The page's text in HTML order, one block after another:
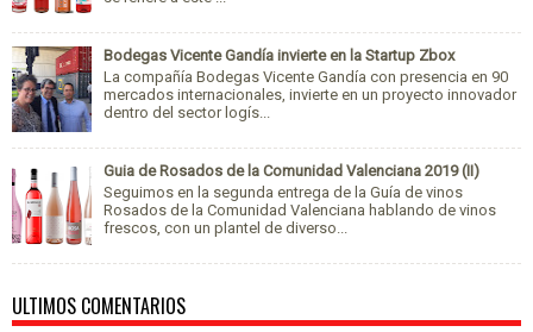
Bodegas Vicente Gandía invierte en la Startup Zbox
La compañía Bodegas Vicente Gandía con presencia en 90
mercados internacionales, invierte en un proyecto innovador
dentro del sector logís...
Guia de Rosados de la Comunidad Valenciana 2019 (II)
Seguimos en la segunda entrega de la Guía de vinos
Rosados de la Comunidad Valenciana hablando de vinos
frescos, con un plantel de diverso...
ULTIMOS COMENTARIOS